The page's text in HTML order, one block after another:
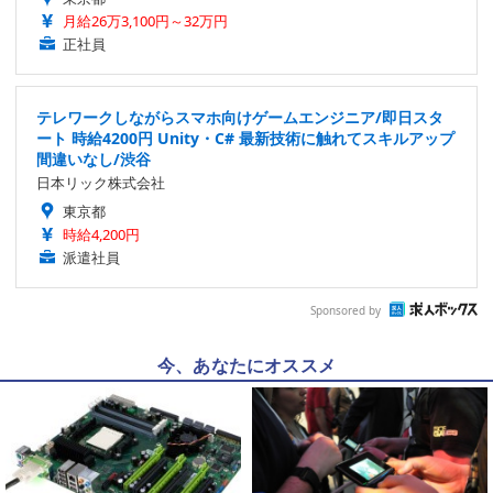
月給26万3,100円～32万円
正社員
テレワークしながらスマホ向けゲームエンジニア/即日スタ
ート 時給4200円 Unity・C# 最新技術に触れてスキルアップ
間違いなし/渋谷
日本リック株式会社
東京都
時給4,200円
派遣社員
Sponsored by
今、あなたにオススメ